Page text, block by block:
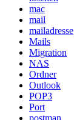
mac
mail
mailadresse
Mails
Migration
NAS
Ordner
Outlook
POP3
Port
postman